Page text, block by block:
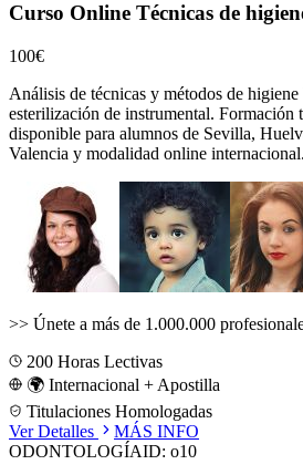
Curso Online Técnicas de
100€
Análisis de técnicas y métodos de
esterilización de instrumental. Formación
disponible para alumnos de Sevilla,
Valencia y modalidad online internacional.
>> Únete a más de 1.000.000
200 Horas Lectivas
🌍 Internacional + Apostilla
Titulaciones Homologadas
Ver Detalles
MÁS INFO
ODONTOLOGÍAID: o10